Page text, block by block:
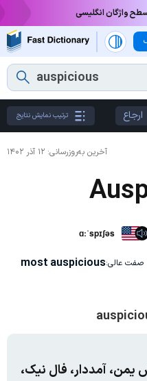
واژگان انگلیسی
ارجاع ترتیب نمایش نتایج
آخرین به‌روزرسانی: ۱۲ آذر ۱۴۰۲
ɑːˈspɪʃəs
صفت عالی:most auspicious
آمددار، فال نیک،